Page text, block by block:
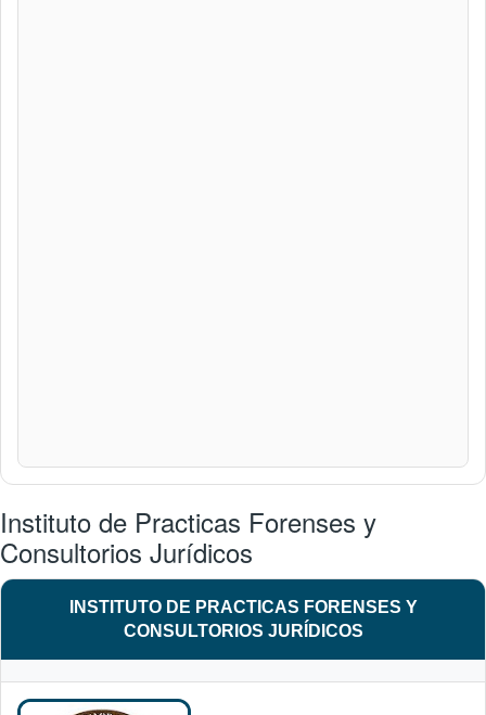
Instituto de Practicas Forenses y
Consultorios Jurídicos
INSTITUTO DE PRACTICAS FORENSES Y
CONSULTORIOS JURÍDICOS